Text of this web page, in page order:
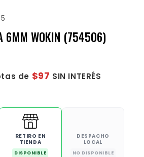
6MM WOKIN (754506)
de $97 SIN INTERÉS
RETIRO EN
TIENDA
DISPONIBLE
DESPACHO
LOCAL
NO DISPONIBLE